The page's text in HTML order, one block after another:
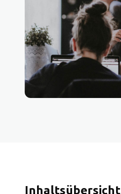
Inhaltsübersicht